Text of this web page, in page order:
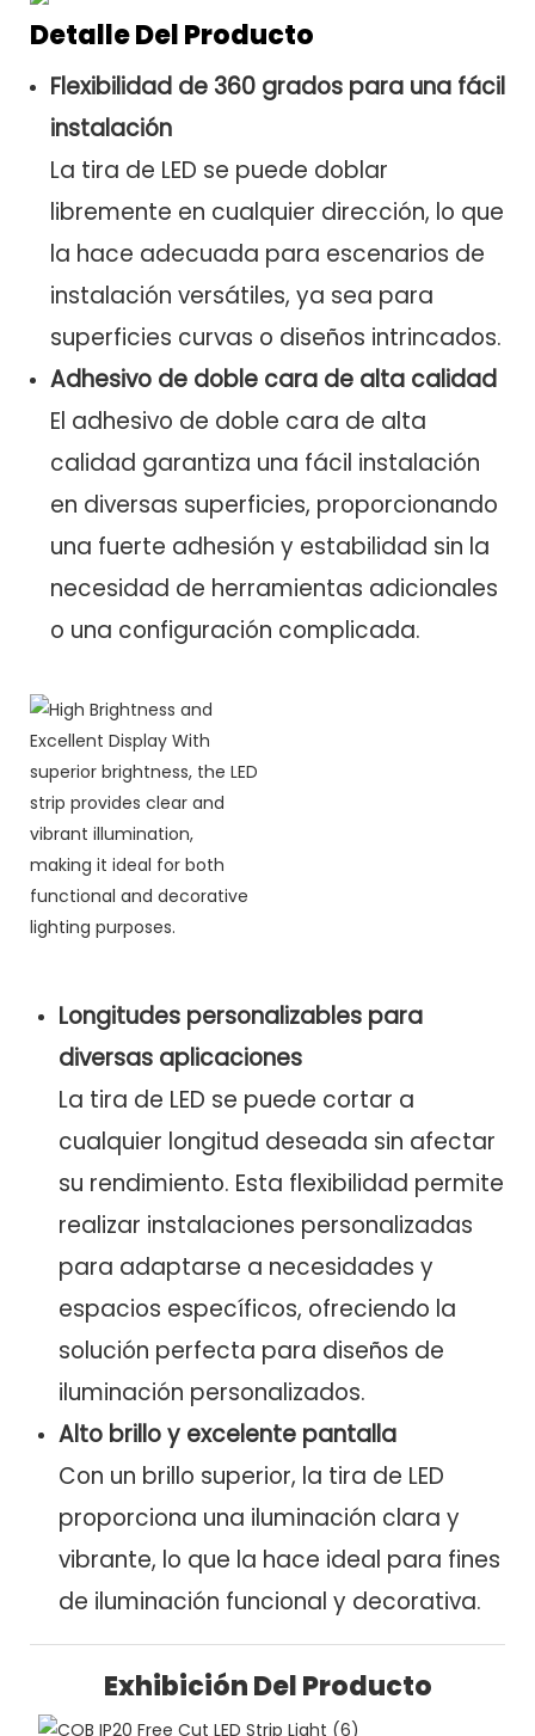
Detalle Del Producto
Flexibilidad de 360 ​​grados para una fácil
instalación
La tira de LED se puede doblar
libremente en cualquier dirección, lo que
la hace adecuada para escenarios de
instalación versátiles, ya sea para
superficies curvas o diseños intrincados.
Adhesivo de doble cara de alta calidad
El adhesivo de doble cara de alta
calidad garantiza una fácil instalación
en diversas superficies, proporcionando
una fuerte adhesión y estabilidad sin la
necesidad de herramientas adicionales
o una configuración complicada.
Longitudes personalizables para
diversas aplicaciones
La tira de LED se puede cortar a
cualquier longitud deseada sin afectar
su rendimiento. Esta flexibilidad permite
realizar instalaciones personalizadas
para adaptarse a necesidades y
espacios específicos, ofreciendo la
solución perfecta para diseños de
iluminación personalizados.
Alto brillo y excelente pantalla
Con un brillo superior, la tira de LED
proporciona una iluminación clara y
vibrante, lo que la hace ideal para fines
de iluminación funcional y decorativa.
Exhibición Del Producto